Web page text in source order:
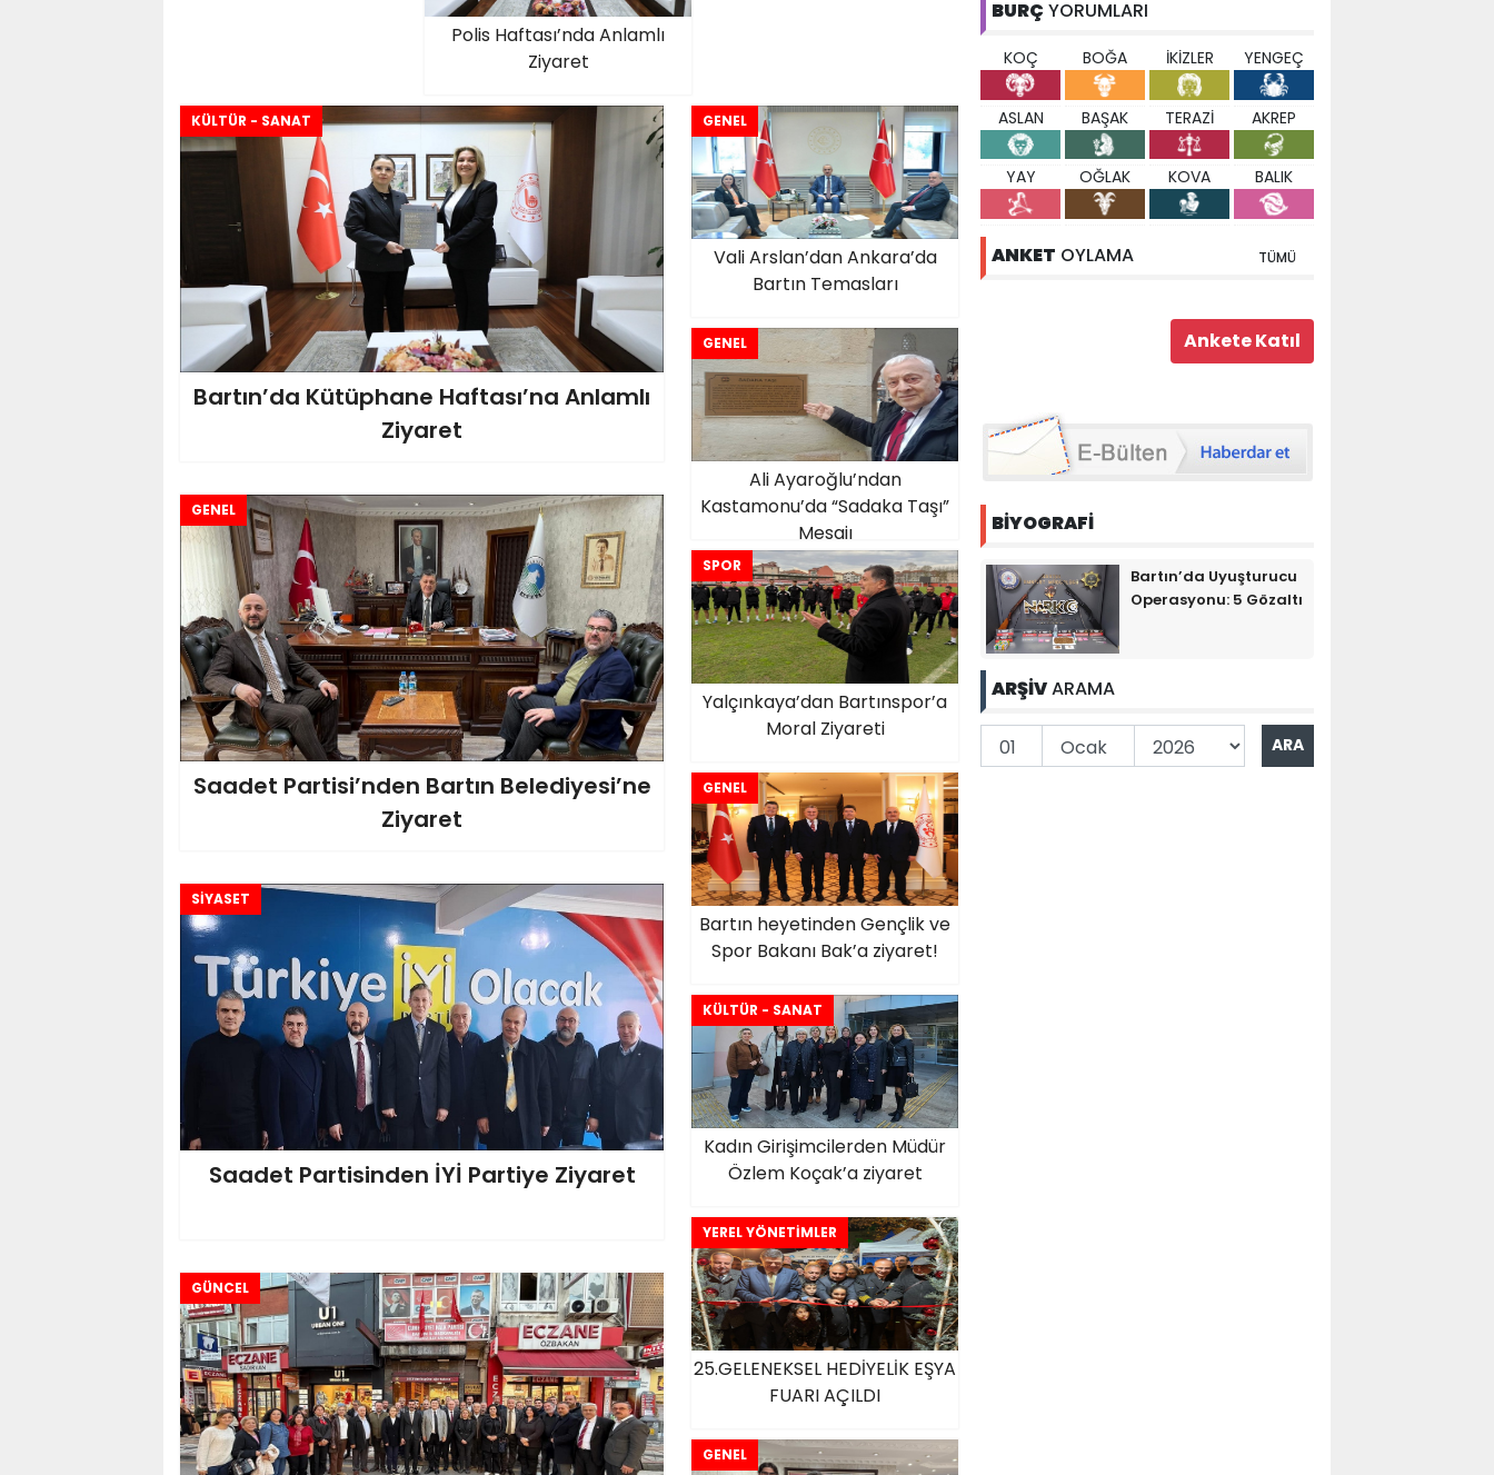
Polis Haftası’nda Anlamlı
Ziyaret
KÜLTÜR - SANAT
Bartın’da Kütüphane Haftası’na Anlamlı
Ziyaret
GENEL
Vali Arslan’dan Ankara’da
Bartın Temasları
GENEL
Ali Ayaroğlu’ndan
Kastamonu’da “Sadaka Taşı”
Mesajı
GENEL
Saadet Partisi’nden Bartın Belediyesi’ne
Ziyaret
SPOR
Yalçınkaya’dan Bartınspor’a
Moral Ziyareti
GENEL
Bartın heyetinden Gençlik ve
Spor Bakanı Bak’a ziyaret!
SİYASET
Saadet Partisinden İYİ Partiye Ziyaret
KÜLTÜR - SANAT
Kadın Girişimcilerden Müdür
Özlem Koçak’a ziyaret
YEREL YÖNETİMLER
25.GELENEKSEL HEDİYELİK EŞYA
FUARI AÇILDI
GÜNCEL
GENEL
BURÇ YORUMLARI
KOÇ BOĞA İKİZLER YENGEÇ
ASLAN BAŞAK TERAZİ AKREP
YAY OĞLAK KOVA BALIK
ANKET OYLAMA TÜMÜ
BİYOGRAFİ
Bartın’da Uyuşturucu
Operasyonu: 5 Gözaltı
ARŞİVARAMA